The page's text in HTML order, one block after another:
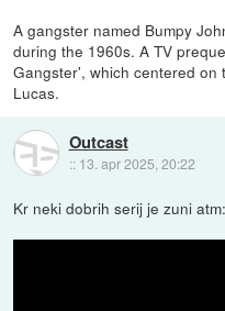
A gangster named Bumpy
during the 1960s. A TV
Gangster', which centered on
Lucas.
Outcast
:: 13. apr 2025, 20:22
Kr neki dobrih serij je zuni atm: